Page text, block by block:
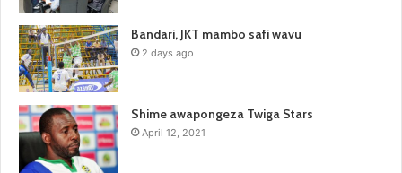
Bandari, JKT mambo safi wavu
2 days ago
Shime awapongeza Twiga Stars
April 12, 2021